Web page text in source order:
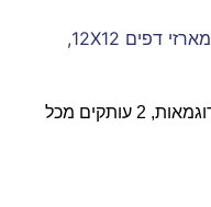
מארזי דפים 12X12
,
המארז מכיל 24 דפים חד צדדים (12 דוגמאות, 2 עותקים מכל